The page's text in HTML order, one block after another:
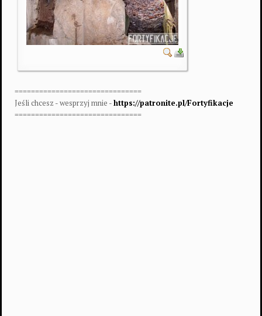
===============================
Jeśli chcesz - wesprzyj mnie -https://patronite.pl/Fortyfikacje
===============================